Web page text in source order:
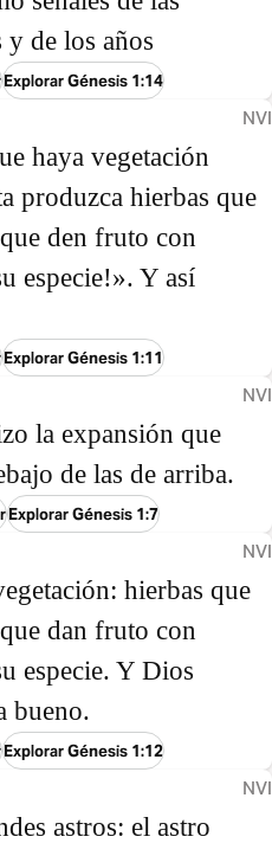
y de los años
Explorar Génesis 1:14
NVI
haya vegetación
produzca hierbas que
den fruto con
especie!». Y así
Explorar Génesis 1:11
NVI
la expansión que
de las de arriba.
Explorar Génesis 1:7
NVI
hierbas que
dan fruto con
especie. Y Dios
bueno.
Explorar Génesis 1:12
NVI
astros: el astro